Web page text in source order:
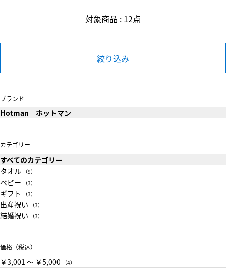
対象商品 : 12点
絞り込み
ブランド
Hotman ホットマン
カテゴリー
すべてのカテゴリー
タオル
（9）
ベビー （3）
ギフト （3）
出産祝い （3）
結婚祝い （3）
価格（税込）
￥3,001 〜 ￥5,000 （4）